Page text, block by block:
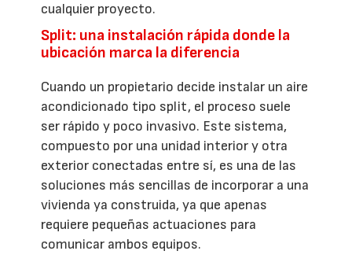
cualquier proyecto.
Split: una instalación rápida donde la
ubicación marca la diferencia
Cuando un propietario decide instalar un aire
acondicionado tipo split, el proceso suele
ser rápido y poco invasivo. Este sistema,
compuesto por una unidad interior y otra
exterior conectadas entre sí, es una de las
soluciones más sencillas de incorporar a una
vivienda ya construida, ya que apenas
requiere pequeñas actuaciones para
comunicar ambos equipos.